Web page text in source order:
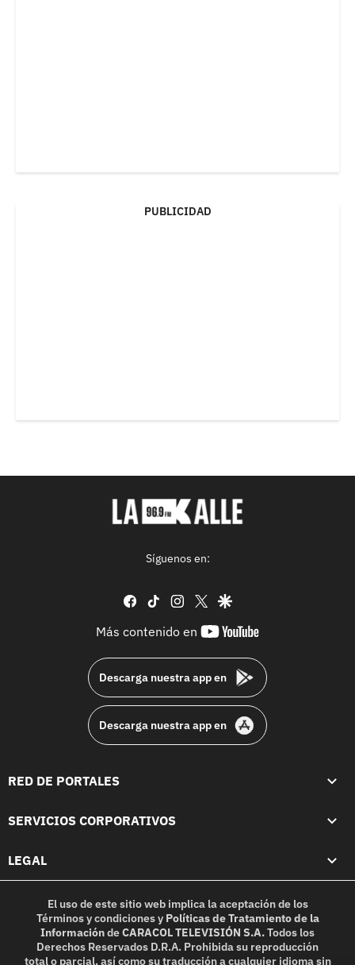
PUBLICIDAD
Síguenos en:
facebook
tiktok instagram
twittergoogle
Más contenido en
youtube-
Descarga nuestra app en
Descarga nuestra app en
RED DE PORTALES
SERVICIOS CORPORATIVOS
LEGAL
El uso de este sitio web implica la aceptación de los
Términos y condicionesy Políticas de Tratamiento de la
InformacióndeCARACOL TELEVISIÓN S.A.Todos los
Derechos Reservados D.R.A. Prohibida su reproducción
total o parcial, así como su traducción a cualquier idioma sin